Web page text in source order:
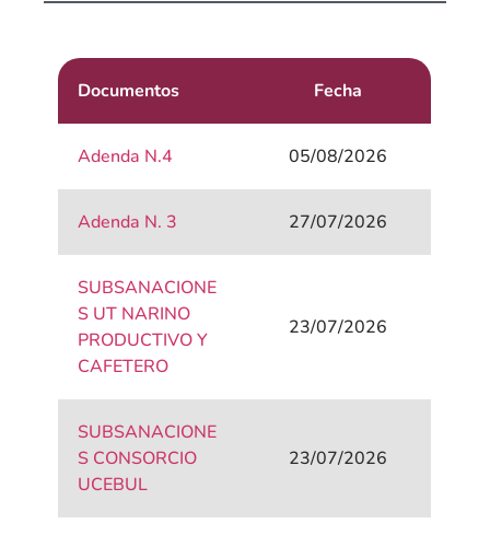
Documentos Fecha
Adenda N.4 05/08/2026
Adenda N. 3 27/07/2026
SUBSANACIONE
S UT NARINO
PRODUCTIVO Y
CAFETERO
23/07/2026
SUBSANACIONE
S CONSORCIO
UCEBUL
23/07/2026